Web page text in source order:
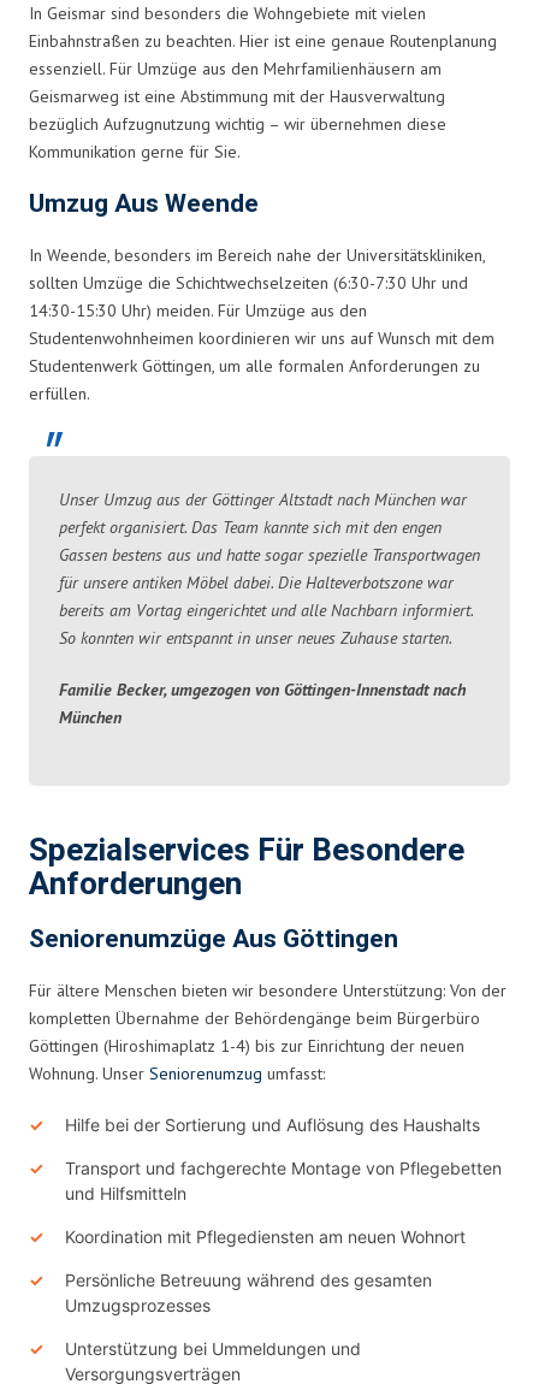
In Geismar sind besonders die Wohngebiete mit vielen
Einbahnstraßen zu beachten. Hier ist eine genaue Routenplanung
essenziell. Für Umzüge aus den Mehrfamilienhäusern am
Geismarweg ist eine Abstimmung mit der Hausverwaltung
bezüglich Aufzugnutzung wichtig – wir übernehmen diese
Kommunikation gerne für Sie.
Umzug Aus Weende
In Weende, besonders im Bereich nahe der Universitätskliniken,
sollten Umzüge die Schichtwechselzeiten (6:30-7:30 Uhr und
14:30-15:30 Uhr) meiden. Für Umzüge aus den
Studentenwohnheimen koordinieren wir uns auf Wunsch mit dem
Studentenwerk Göttingen, um alle formalen Anforderungen zu
erfüllen.
Unser Umzug aus der Göttinger Altstadt nach München war
perfekt organisiert. Das Team kannte sich mit den engen
Gassen bestens aus und hatte sogar spezielle Transportwagen
für unsere antiken Möbel dabei. Die Halteverbotszone war
bereits am Vortag eingerichtet und alle Nachbarn informiert.
So konnten wir entspannt in unser neues Zuhause starten.
Familie Becker, umgezogen von Göttingen-Innenstadt nach
München
Spezialservices Für Besondere
Anforderungen
Seniorenumzüge Aus Göttingen
Für ältere Menschen bieten wir besondere Unterstützung: Von der
kompletten Übernahme der Behördengänge beim Bürgerbüro
Göttingen (Hiroshimaplatz 1-4) bis zur Einrichtung der neuen
Wohnung. Unser Seniorenumzug umfasst:
Hilfe bei der Sortierung und Auflösung des Haushalts
Transport und fachgerechte Montage von Pflegebetten
und Hilfsmitteln
Koordination mit Pflegediensten am neuen Wohnort
Persönliche Betreuung während des gesamten
Umzugsprozesses
Unterstützung bei Ummeldungen und
Versorgungsverträgen